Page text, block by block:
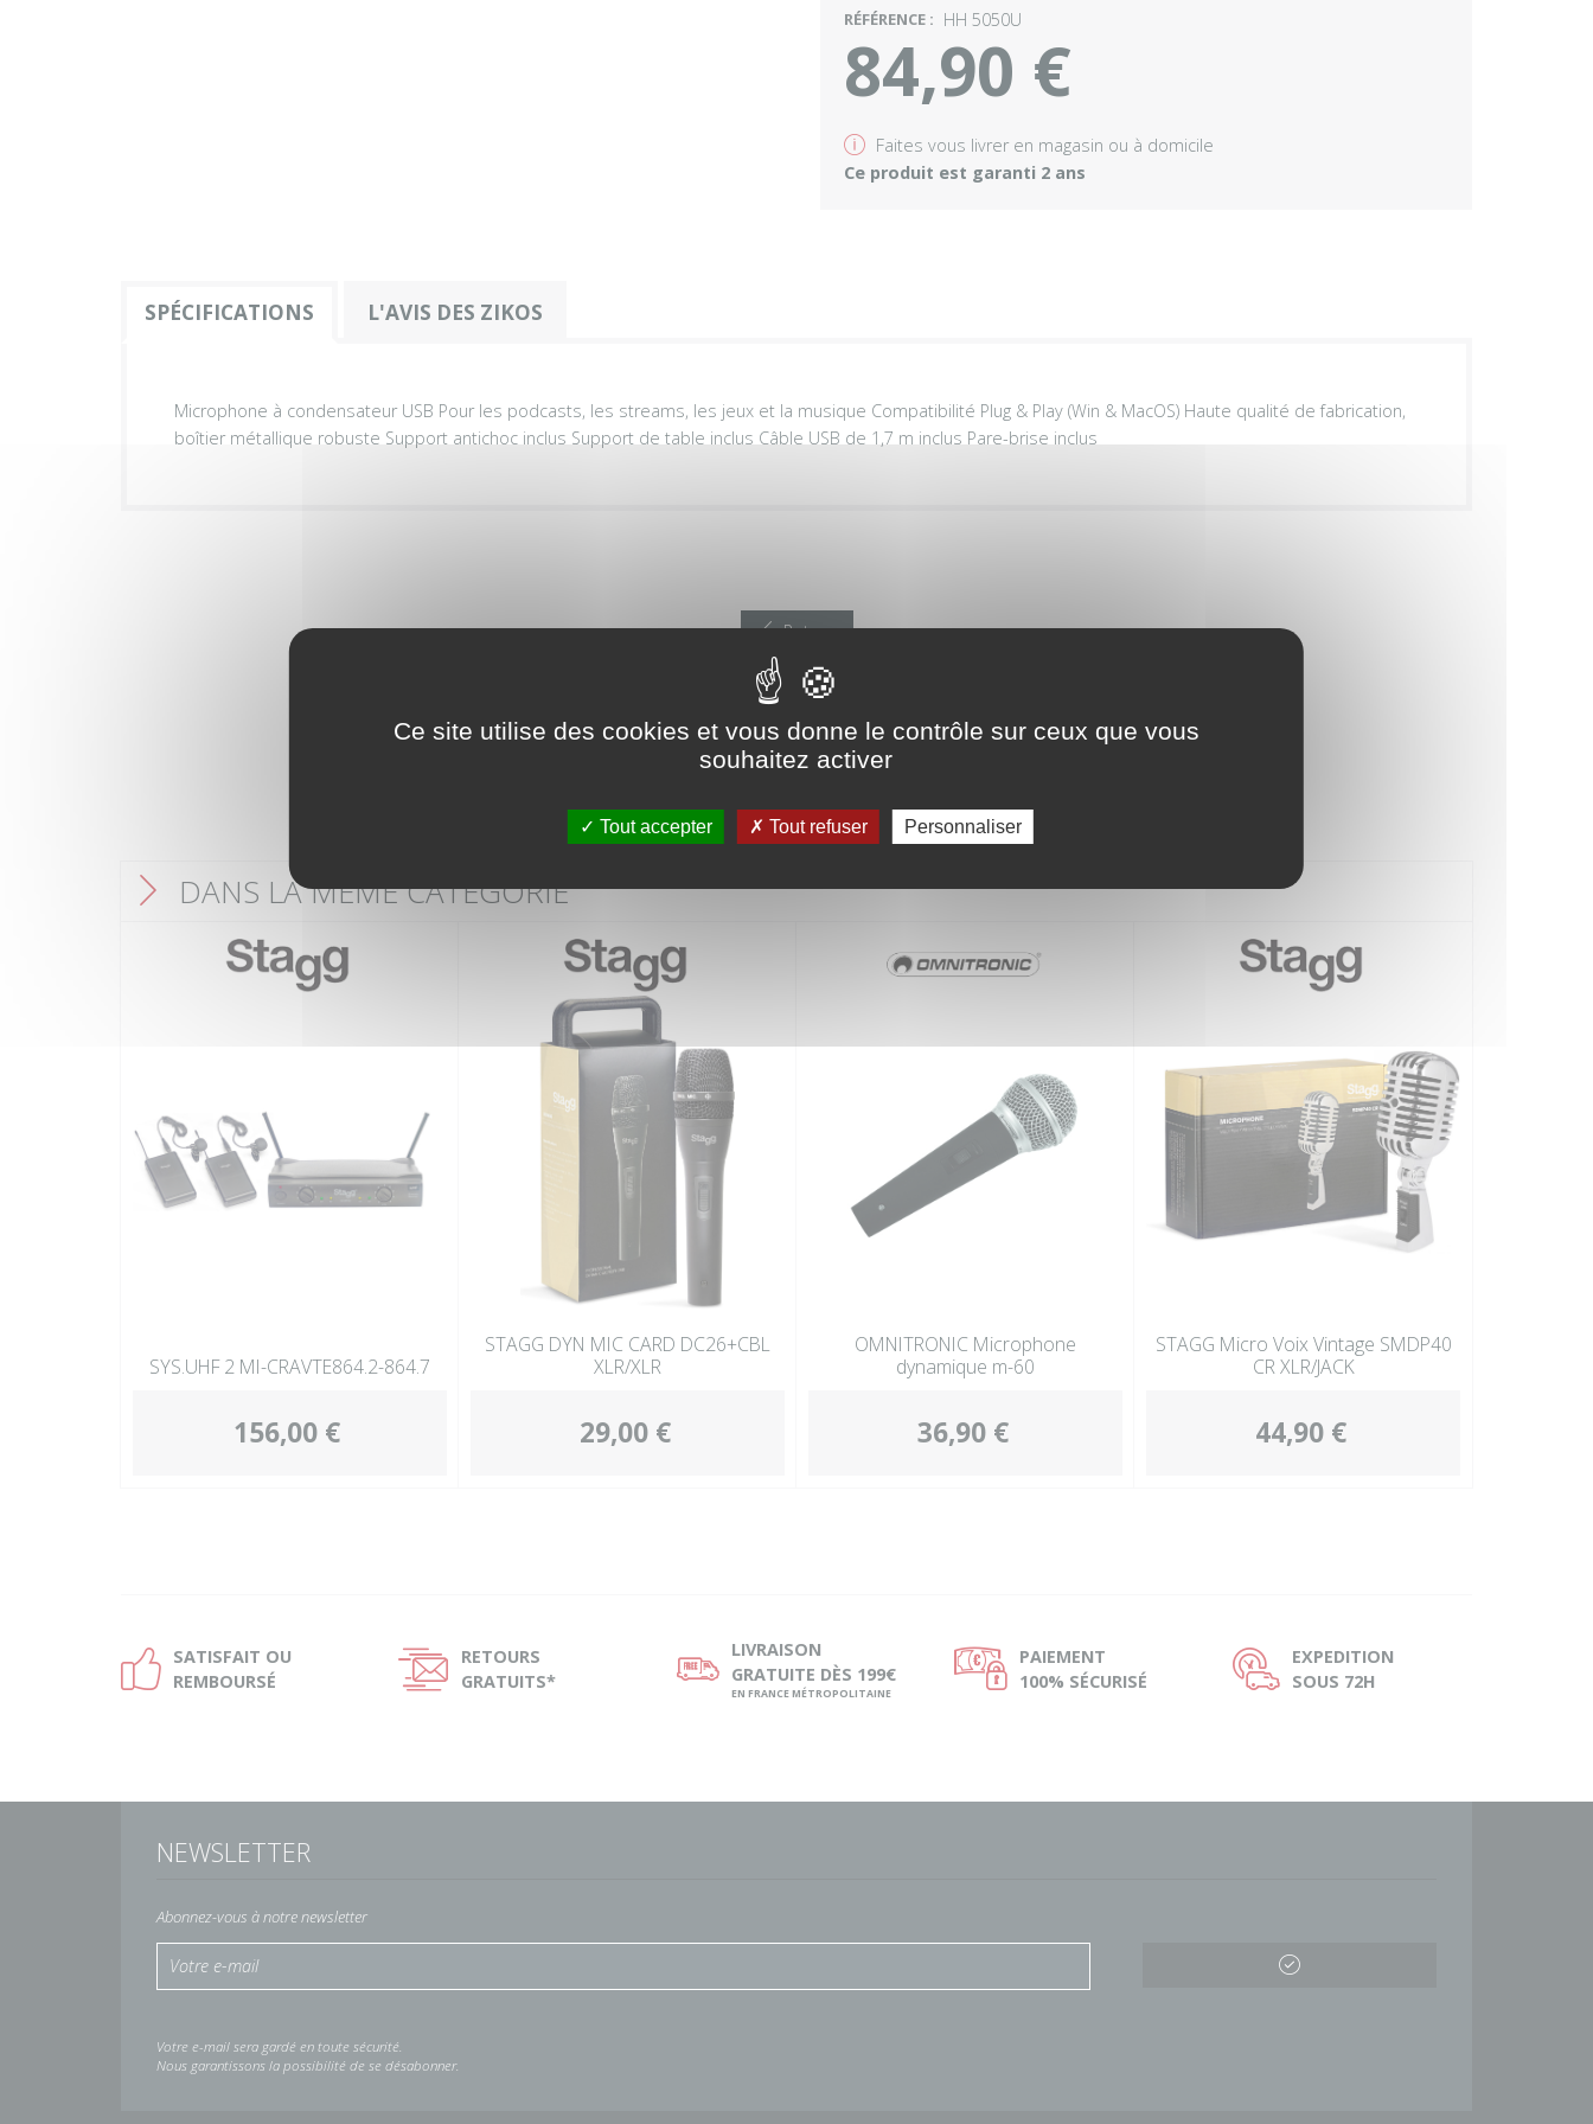
RÉFÉRENCE : HH 5050U
84,90 €
v Faites vous livrer en magasin ou à domicile
Ce produit est garanti 2 ans
SPÉCIFICATIONS L'AVIS DES ZIKOS
Microphone à condensateur USB Pour les podcasts, les streams, les jeux et la musique Compatibilité Plug & Play (Win & MacOS) Haute qualité de fabrication,
boîtier métallique robuste Support antichoc inclus Support de table inclus Câble USB de 1,7 m inclus Pare-brise inclus
Retour
Produit précédent
F DANS LA MÊME CATÉGORIE
SYS.UHF 2 MI-CRAVTE864.2-864.7
156,00 €
STAGG DYN MIC CARD DC26+CBL
XLR/XLR
29,00 €
OMNITRONIC Microphone
dynamique m-60
36,90 €
STAGG Micro Voix Vintage SMDP40
CR XLR/JACK
44,90 €
Ð SATISFAIT OU
REMBOURSÉ
Ñ
RETOURS
GRATUITS*
ø LIVRAISON
GRATUITE DÈS 199€
EN FRANCE MÉTROPOLITAINE
Ø PAIEMENT
100% SÉCURISÉ
Ù
EXPEDITION
SOUS 72H
NEWSLETTER
Abonnez-vous à notre newsletter
Votre e-mail sera gardé en toute sécurité.
Nous garantissons la possibilité de se désabonner.
Ce site utilise des cookies et vous donne le contrôle sur ceux que vous
souhaitez activer
Tout accepter Tout refuser Personnaliser